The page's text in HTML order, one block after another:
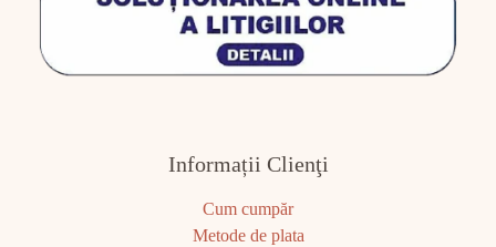
Informații Clienţi
Cum cumpăr
Metode de plata